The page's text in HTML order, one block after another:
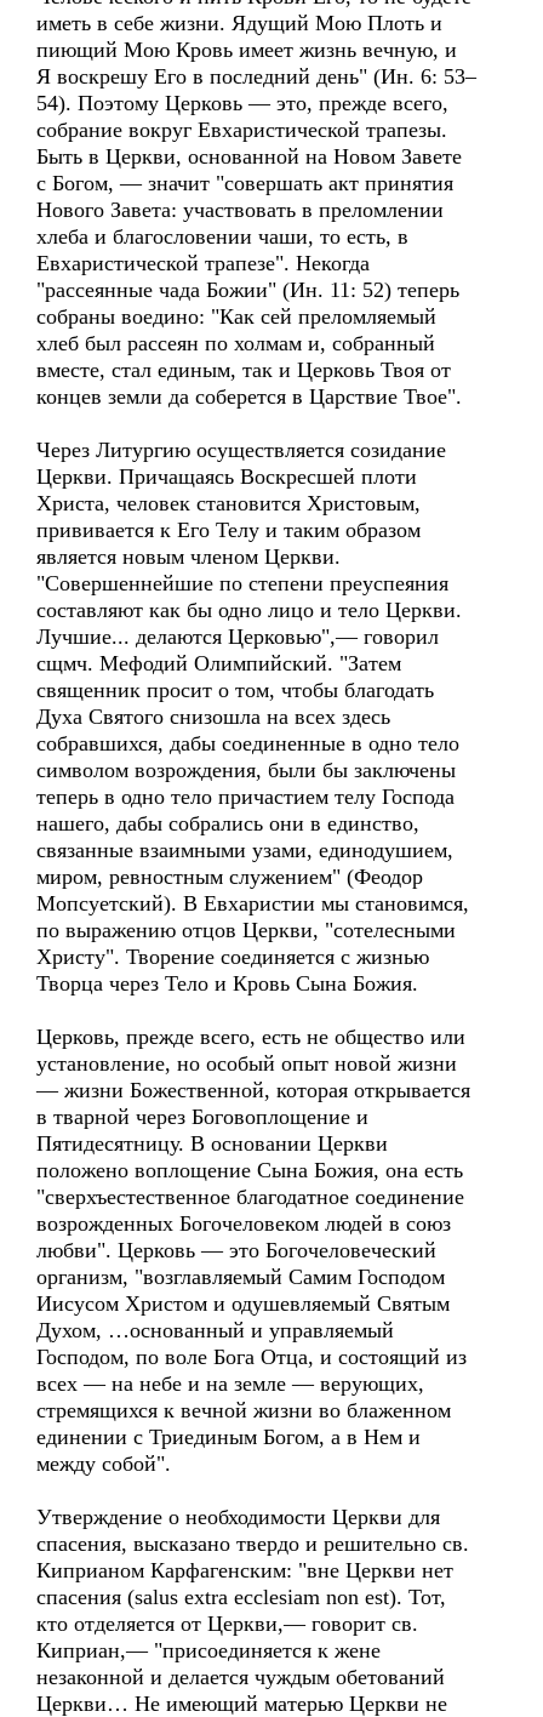
иметь в себе жизни. Ядущий Мою Плоть и
пиющий Мою Кровь имеет жизнь вечную, и
Я воскрешу Его в последний день" (Ин. 6: 53–
54). Поэтому Церковь — это, прежде всего,
собрание вокруг Евхаристической трапезы.
Быть в Церкви, основанной на Новом Завете
с Богом, — значит "совершать акт принятия
Нового Завета: участвовать в преломлении
хлеба и благословении чаши, то есть, в
Евхаристической трапезе". Некогда
"рассеянные чада Божии" (Ин. 11: 52) теперь
собраны воедино: "Как сей преломляемый
хлеб был рассеян по холмам и, собранный
вместе, стал единым, так и Церковь Твоя от
концев земли да соберется в Царствие Твое".
Через Литургию осуществляется созидание
Церкви. Причащаясь Воскресшей плоти
Христа, человек становится Христовым,
прививается к Его Телу и таким образом
является новым членом Церкви.
"Совершеннейшие по степени преуспеяния
составляют как бы одно лицо и тело Церкви.
Лучшие... делаются Церковью",— говорил
сщмч. Мефодий Олимпийский. "Затем
священник просит о том, чтобы благодать
Духа Святого снизошла на всех здесь
собравшихся, дабы соединенные в одно тело
символом возрождения, были бы заключены
теперь в одно тело причастием телу Господа
нашего, дабы собрались они в единство,
связанные взаимными узами, единодушием,
миром, ревностным служением" (Феодор
Мопсуетский). В Евхаристии мы становимся,
по выражению отцов Церкви, "сотелесными
Христу". Творение соединяется с жизнью
Творца через Тело и Кровь Сына Божия.
Церковь, прежде всего, есть не общество или
установление, но особый опыт новой жизни
— жизни Божественной, которая открывается
в тварной через Боговоплощение и
Пятидесятницу. В основании Церкви
положено воплощение Сына Божия, она есть
"сверхъестественное благодатное соединение
возрожденных Богочеловеком людей в союз
любви". Церковь — это Богочеловеческий
организм, "возглавляемый Самим Господом
Иисусом Христом и одушевляемый Святым
Духом, …основанный и управляемый
Господом, по воле Бога Отца, и состоящий из
всех — на небе и на земле — верующих,
стремящихся к вечной жизни во блаженном
единении с Триединым Богом, а в Нем и
между собой".
Утверждение о необходимости Церкви для
спасения, высказано твердо и решительно св.
Киприаном Карфагенским: "вне Церкви нет
спасения (salus extra ecclesiam non est). Тот,
кто отделяется от Церкви,— говорит св.
Киприан,— "присоединяется к жене
незаконной и делается чуждым обетований
Церкви… Не имеющий матерью Церкви не